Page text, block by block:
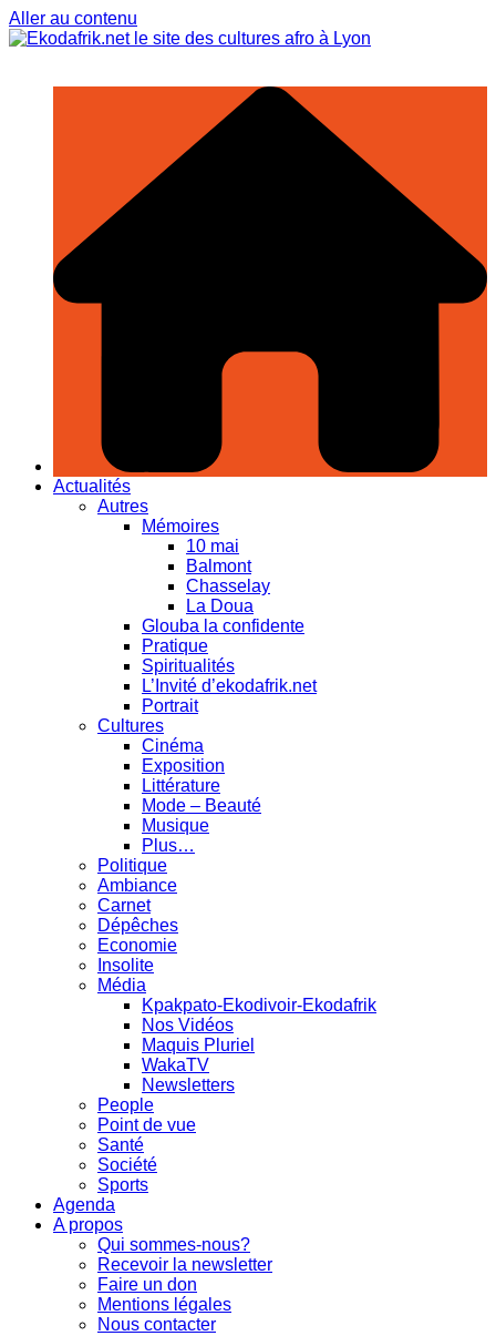
Aller au contenu
Actualités
Autres
Mémoires
10 mai
Balmont
Chasselay
La Doua
Glouba la confidente
Pratique
Spiritualités
L’Invité d’ekodafrik.net
Portrait
Cultures
Cinéma
Exposition
Littérature
Mode – Beauté
Musique
Plus…
Politique
Ambiance
Carnet
Dépêches
Economie
Insolite
Média
Kpakpato-Ekodivoir-Ekodafrik
Nos Vidéos
Maquis Pluriel
WakaTV
Newsletters
People
Point de vue
Santé
Société
Sports
Agenda
A propos
Qui sommes-nous?
Recevoir la newsletter
Faire un don
Mentions légales
Nous contacter